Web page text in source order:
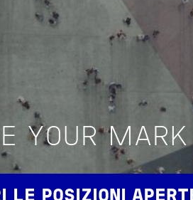
YOUR MARK
LE POSIZIONI